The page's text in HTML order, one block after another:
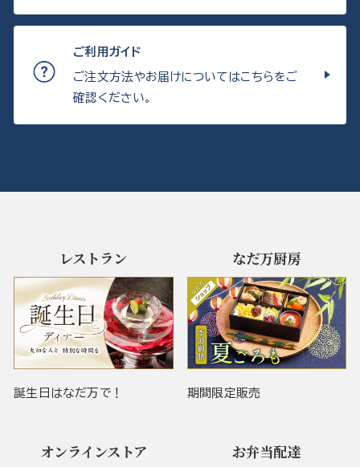
ご利用ガイド
ご注文方法やお届けについてはこちらをご
確認ください。
レストラン
誕生日はなだ万で！
なだ万厨房
期間限定販売
オンラインストア お弁当配達